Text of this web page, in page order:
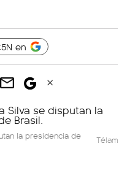
en
la presidencia de Télam